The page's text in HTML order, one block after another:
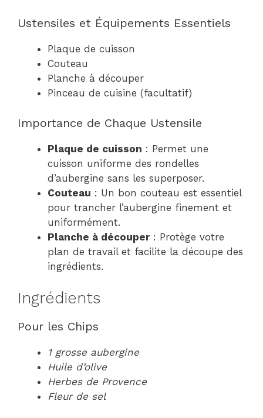
Ustensiles et Équipements Essentiels
Plaque de cuisson
Couteau
Planche à découper
Pinceau de cuisine (facultatif)
Importance de Chaque Ustensile
Plaque de cuisson : Permet une
cuisson uniforme des rondelles
d’aubergine sans les superposer.
Couteau : Un bon couteau est essentiel
pour trancher l’aubergine finement et
uniformément.
Planche à découper: Protège votre
plan de travail et facilite la découpe des
ingrédients.
Ingrédients
Pour les Chips
1 grosse aubergine
Huile d’olive
Herbes de Provence
Fleur de sel